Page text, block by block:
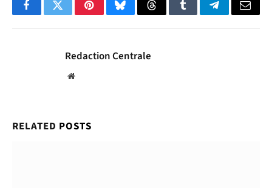
FacebookTwitterPinterestBlueskyThreadsTumblrTelegramEmail
Redaction Centrale
Website
RELATED POSTS